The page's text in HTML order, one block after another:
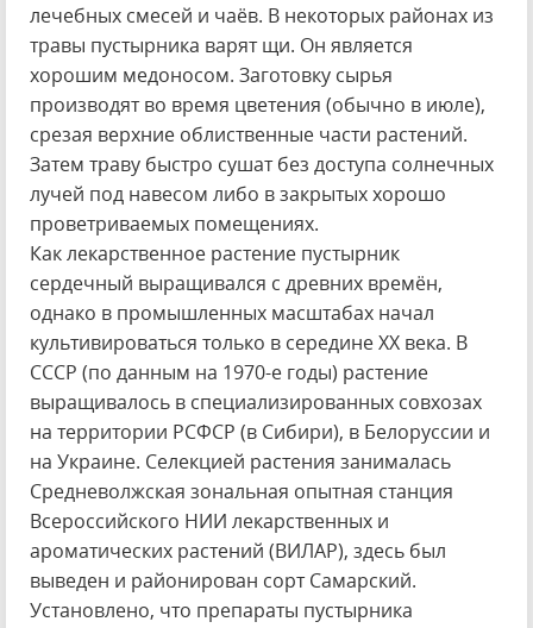
лечебных смесей и чаёв. В некоторых районах из
травы пустырника варят щи. Он является
хорошим медоносом. Заготовку сырья
производят во время цветения (обычно в июле),
срезая верхние облиственные части растений.
Затем траву быстро сушат без доступа солнечных
лучей под навесом либо в закрытых хорошо
проветриваемых помещениях.
Как лекарственное растение пустырник
сердечный выращивался с древних времён,
однако в промышленных масштабах начал
культивироваться только в середине XX века. В
СССР (по данным на 1970-е годы) растение
выращивалось в специализированных совхозах
на территории РСФСР (в Сибири), в Белоруссии и
на Украине. Селекцией растения занималась
Средневолжская зональная опытная станция
Всероссийского НИИ лекарственных и
ароматических растений (ВИЛАР), здесь был
выведен и районирован сорт Самарский.
Установлено, что препараты пустырника